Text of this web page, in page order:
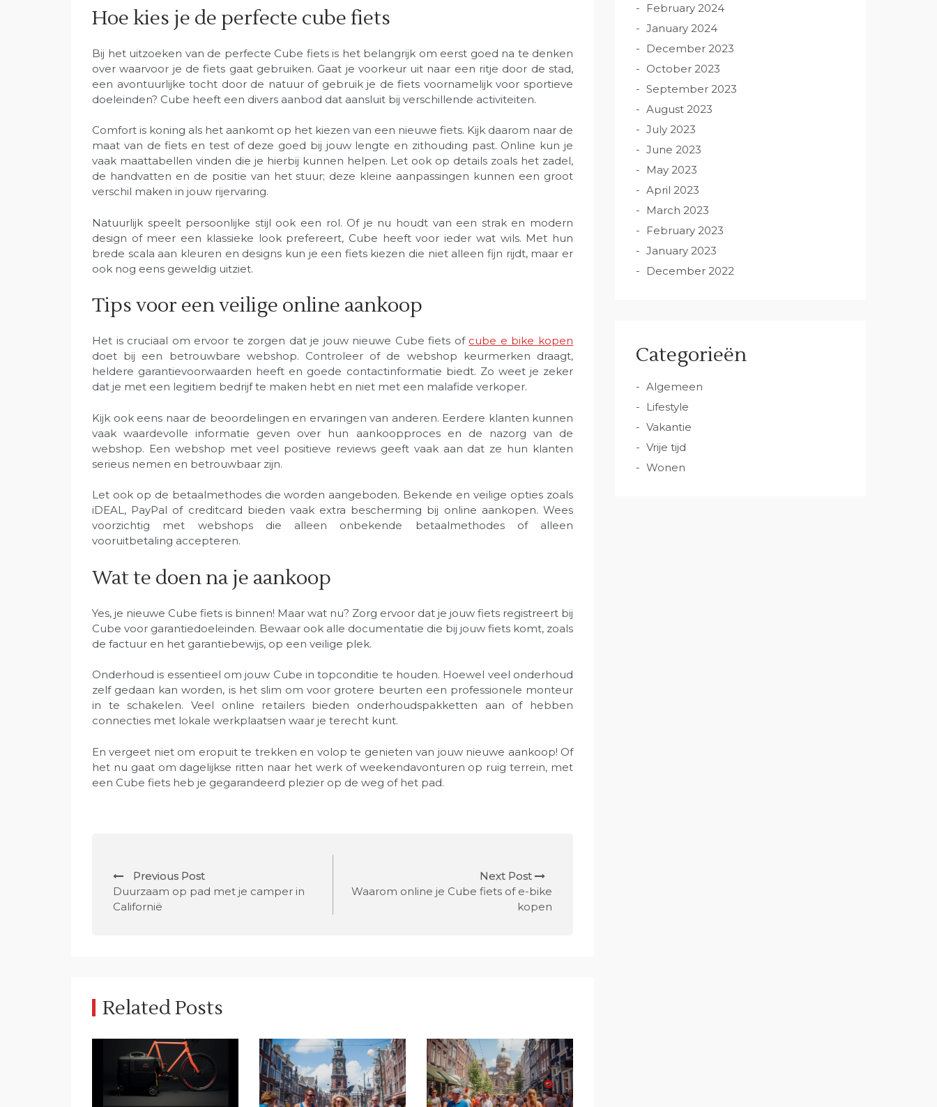
Hoe kies je de perfecte cube fiets
Bij het uitzoeken van de perfecte Cube fiets is het belangrijk om eerst goed na te denken
over waarvoor je de fiets gaat gebruiken. Gaat je voorkeur uit naar een ritje door de stad,
een avontuurlijke tocht door de natuur of gebruik je de fiets voornamelijk voor sportieve
doeleinden? Cube heeft een divers aanbod dat aansluit bij verschillende activiteiten.
Comfort is koning als het aankomt op het kiezen van een nieuwe fiets. Kijk daarom naar de
maat van de fiets en test of deze goed bij jouw lengte en zithouding past. Online kun je
vaak maattabellen vinden die je hierbij kunnen helpen. Let ook op details zoals het zadel,
de handvatten en de positie van het stuur; deze kleine aanpassingen kunnen een groot
verschil maken in jouw rijervaring.
Natuurlijk speelt persoonlijke stijl ook een rol. Of je nu houdt van een strak en modern
design of meer een klassieke look prefereert, Cube heeft voor ieder wat wils. Met hun
brede scala aan kleuren en designs kun je een fiets kiezen die niet alleen fijn rijdt, maar er
ook nog eens geweldig uitziet.
Tips voor een veilige online aankoop
Het is cruciaal om ervoor te zorgen dat je jouw nieuwe Cube fiets of cube e bike kopen
doet bij een betrouwbare webshop. Controleer of de webshop keurmerken draagt,
heldere garantievoorwaarden heeft en goede contactinformatie biedt. Zo weet je zeker
dat je met een legitiem bedrijf te maken hebt en niet met een malafide verkoper.
Kijk ook eens naar de beoordelingen en ervaringen van anderen. Eerdere klanten kunnen
vaak waardevolle informatie geven over hun aankoopproces en de nazorg van de
webshop. Een webshop met veel positieve reviews geeft vaak aan dat ze hun klanten
serieus nemen en betrouwbaar zijn.
Let ook op de betaalmethodes die worden aangeboden. Bekende en veilige opties zoals
iDEAL, PayPal of creditcard bieden vaak extra bescherming bij online aankopen. Wees
voorzichtig met webshops die alleen onbekende betaalmethodes of alleen
vooruitbetaling accepteren.
Wat te doen na je aankoop
Yes, je nieuwe Cube fiets is binnen! Maar wat nu? Zorg ervoor dat je jouw fiets registreert bij
Cube voor garantiedoeleinden. Bewaar ook alle documentatie die bij jouw fiets komt, zoals
de factuur en het garantiebewijs, op een veilige plek.
Onderhoud is essentieel om jouw Cube in topconditie te houden. Hoewel veel onderhoud
zelf gedaan kan worden, is het slim om voor grotere beurten een professionele monteur
in te schakelen. Veel online retailers bieden onderhoudspakketten aan of hebben
connecties met lokale werkplaatsen waar je terecht kunt.
En vergeet niet om eropuit te trekken en volop te genieten van jouw nieuwe aankoop! Of
het nu gaat om dagelijkse ritten naar het werk of weekendavonturen op ruig terrein, met
een Cube fiets heb je gegarandeerd plezier op de weg of het pad.
o
a
g
Previous Post
Duurzaam op pad met je camper in
Californië
Next Post
Waarom online je Cube fiets of e-bike
kopen
Related Posts
February 2024
January 2024
December 2023
October 2023
September 2023
August 2023
July 2023
June 2023
May 2023
April 2023
March 2023
February 2023
January 2023
December 2022
Categorieën
Algemeen
Lifestyle
Vakantie
Vrije tijd
Wonen